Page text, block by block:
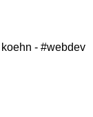
- #webdev